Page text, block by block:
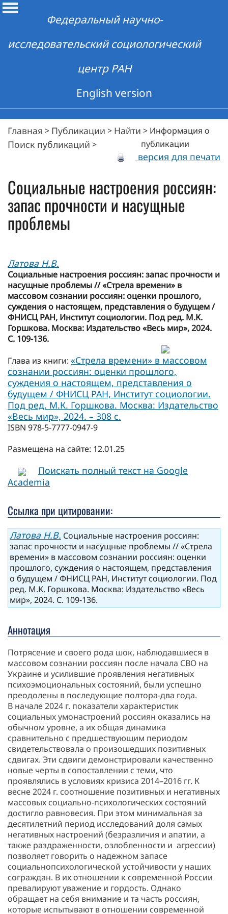
Федеральный научно-
исследовательский социологический
центр РАН
English version
Главная > Публикации > Найти >
Поиск публикаций >
Информация о
публикации
версия для печати
Социальные настроения россиян:
запас прочности и насущные
проблемы
Латова Н.В.
Социальные настроения россиян: запас прочности и
насущные проблемы // «Стрела времени» в
массовом сознании россиян: оценки прошлого,
суждения о настоящем, представления о будущем /
ФНИСЦ РАН, Институт социологии. Под ред. М.К.
Горшкова. Москва: Издательство «Весь мир», 2024.
С. 109-136.
Глава из книги: «Стрела времени» в массовом
сознании россиян: оценки прошлого,
суждения о настоящем, представления о
будущем / ФНИСЦ РАН, Институт социологии.
Под ред. М.К. Горшкова. Москва: Издательство
«Весь мир», 2024. – 308 c.
ISBN 978-5-7777-0947-9
Размещена на сайте: 12.01.25
Поискать полный текст на Google
Academia
Ссылка при цитировании:
Латова Н.В. Социальные настроения россиян:
запас прочности и насущные проблемы // «Стрела
времени» в массовом сознании россиян: оценки
прошлого, суждения о настоящем, представления
о будущем / ФНИСЦ РАН, Институт социологии. Под
ред. М.К. Горшкова. Москва: Издательство «Весь
мир», 2024. С. 109-136.
Аннотация
Потрясение и своего рода шок, наблюдавшиеся в
массовом сознании россиян после начала СВО на
Украине и усилившие проявления негативных
психоэмоциональных состояний, были успешно
преодолены в последующие полтора-два года.
В начале 2024 г. показатели характеристик
социальных умонастроений россиян оказались на
обычном уровне, а их общая динамика
сравнительно с предшествующим периодом
свидетельствовала о произошедших позитивных
сдвигах. Эти сдвиги демонстрировали качественно
новые черты в сопоставлении с теми, что
проявлялись в условиях кризиса 2014–2016 гг. К
весне 2024 г. соотношение позитивных и негативных
массовых социально-психологических состояний
достигло равновесия. При этом минимальная за
десятилетний период исследований доля самых
негативных настроений (безразличия и апатии, а
также раздраженности, озлобленности и агрессии)
позволяет говорить о надежном запасе
социальнопсихологической устойчивости у наших
сограждан. В их отношении к современной России
превалируют уважение и гордость. Однако
обращает на себя внимание и та часть россиян,
которые испытывают в отношении современной